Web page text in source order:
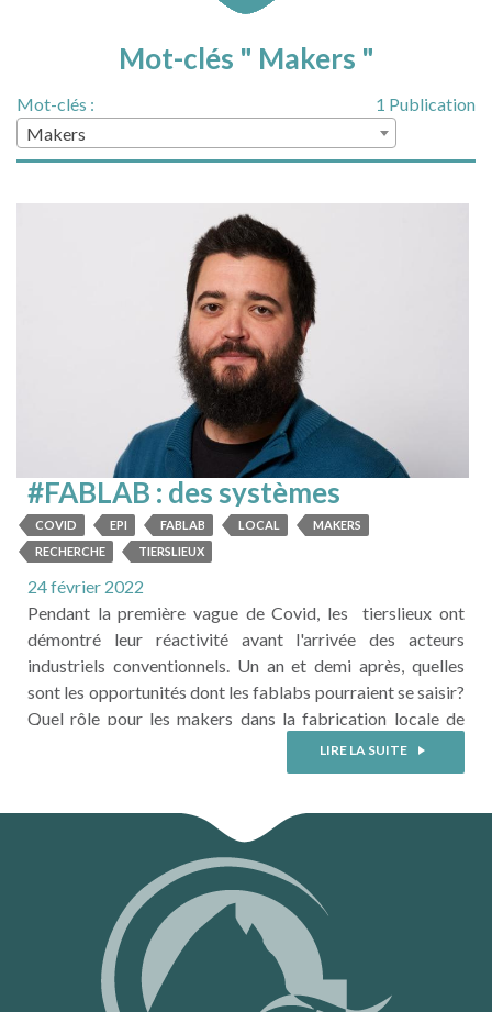
Mot-clés " Makers "
1 Publication
Mot-clés :
Makers
#FABLAB : des systèmes
productifs décentralisés
COVID EPI FABLAB LOCAL
MAKERS
RECHERCHE
TIERSLIEUX
24 février 2022
Pendant la première vague de Covid, les tierslieux ont
démontré leur réactivité avant l'arrivée des acteurs
industriels conventionnels. Un an et demi après, quelles
sont les opportunités dont les fablabs pourraient se saisir?
Quel rôle pour les makers dans la fabrication locale de
l'après-crise? Romain Allais, ingénieur de recherche en
transition pour la durabilité, témoigne des travaux réalisés
HOMEMADE concernant l’analyse de ...
LIRE LA SUITE
LIRE LA SUITE